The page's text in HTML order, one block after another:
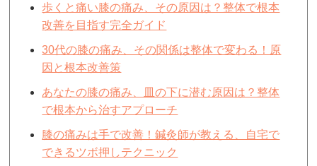
歩くと痛い膝の痛み、その原因は？整体で根本
改善を目指す完全ガイド
30代の膝の痛み、その関係は整体で変わる！原
因と根本改善策
あなたの膝の痛み、皿の下に潜む原因は？整体
で根本から治すアプローチ
膝の痛みは手で改善！鍼灸師が教える、自宅で
できるツボ押しテクニック